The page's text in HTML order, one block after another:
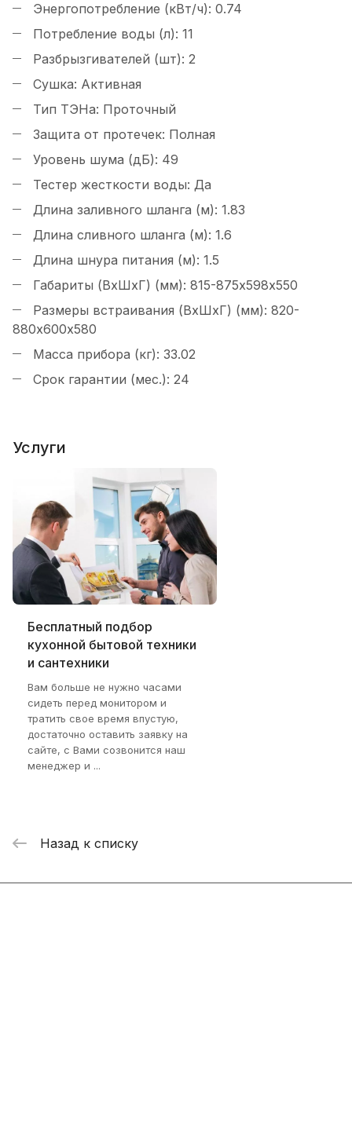
Энергопотребление (кВт/ч): 0.74
Потребление воды (л): 11
Разбрызгивателей (шт): 2
Сушка: Активная
Тип ТЭНа: Проточный
Защита от протечек: Полная
Уровень шума (дБ): 49
Тестер жесткости воды: Да
Длина заливного шланга (м): 1.83
Длина сливного шланга (м): 1.6
Длина шнура питания (м): 1.5
Габариты (ВxШхГ) (мм): 815-875x598х550
Размеры встраивания (ВxШхГ) (мм): 820-
880x600х580
Масса прибора (кг): 33.02
Срок гарантии (мес.): 24
Услуги
Бесплатный подбор
кухонной бытовой техники
и сантехники
Вам больше не нужно часами
сидеть перед монитором и
тратить свое время впустую,
достаточно оставить заявку на
сайте, с Вами созвонится наш
менеджер и ...
Назад к списку